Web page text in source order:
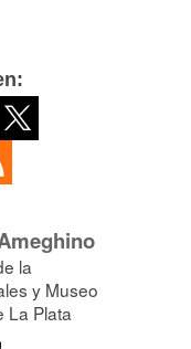
la
y Museo
La Plata